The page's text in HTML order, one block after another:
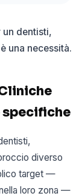
un dentisti,
una necessità.
specifiche
diverso
target —
loro zona —